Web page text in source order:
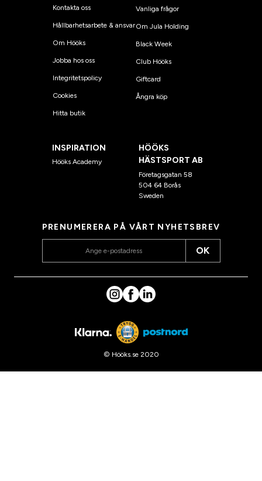
Kontakta oss
Hållbarhetsarbete & ansvar
Om Hööks
Jobba hos oss
Integritetspolicy
Cookies
Hitta butik
Vanliga frågor
Om Jula Holding
Black Week
Club Hööks
Giftcard
Ångra köp
INSPIRATION
Hööks Academy
HÖÖKS
HÄSTSPORT AB
Företagsgatan 58
504 64 Borås
Sweden
PRENUMERERA PÅ VÅRT NYHETSBREV
OK
© Hööks.se 2020